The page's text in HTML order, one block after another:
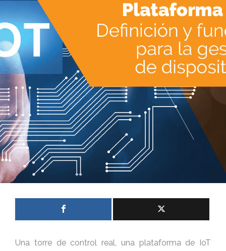
Una torre de control real, una plataforma de IoT